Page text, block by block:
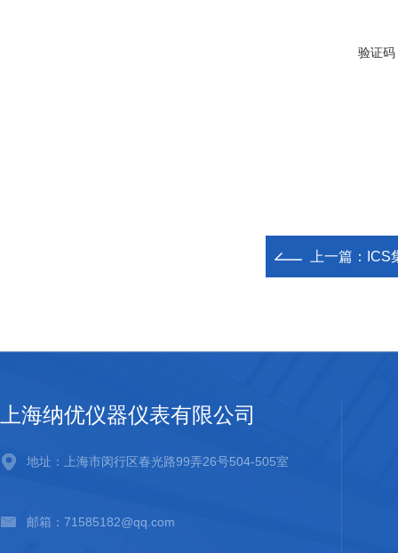
验证码
上一篇： ICS
上海纳优仪器仪表有限公司
地址：上海市闵行区春光路99弄26号504-505室
邮箱：71585182@qq.com